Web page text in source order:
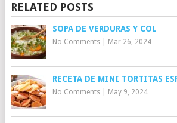
RELATED POSTS
SOPA DE VERDURAS Y COL
No Comments| Mar 26, 2024
RECETA DE MINI TORTITAS
No Comments| May 9, 2024